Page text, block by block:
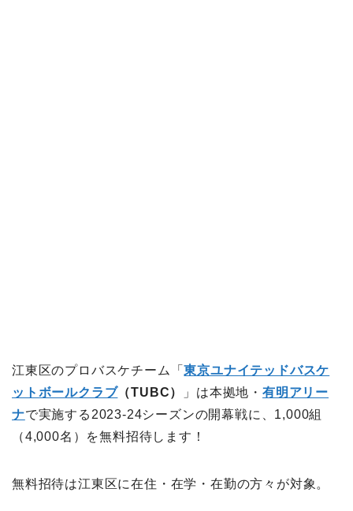
江東区のプロバスケチーム「東京ユナイテッドバスケ
ットボールクラブ（TUBC） 」は本拠地・有明アリー
ナで実施する2023-24シーズンの開幕戦に、1,000組
（4,000名）を無料招待します！
無料招待は江東区に在住・在学・在勤の方々が対象。